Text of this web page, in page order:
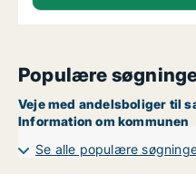
Populære
Veje med andelsboliger til
Information om kommunen
Se alle populære